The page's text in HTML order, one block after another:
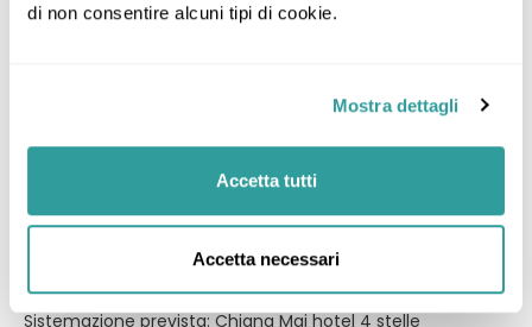
di non consentire alcuni tipi di cookie.
Mostra dettagli
Accetta tutti
Accetta necessari
prosegue con il tempio Wat Rong Khun, meglio
realizzato interamente in gesso bianco e specchietti, che
riflettono i raggi del sole creando particolari giochi di luce.
Al termine, proseguimento del viaggio in pullman privato
verso Chiang Mai, con sosta per il pranzo in ristorante a
calda. Proseguimento verso Chang Mai con arrivo in
serata, sistemazione in hotel, cena e pernottamento
9° giorno - CHIANG MAI
Sistemazione prevista: Chiang Mai hotel 4 stelle